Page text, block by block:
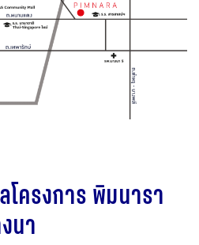
ลโครงการ พิมนารา
นา